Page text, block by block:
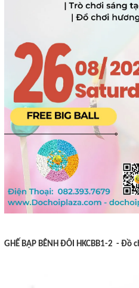
GHẾ BẬP BÊNH ĐÔI HKCBB1-2 -